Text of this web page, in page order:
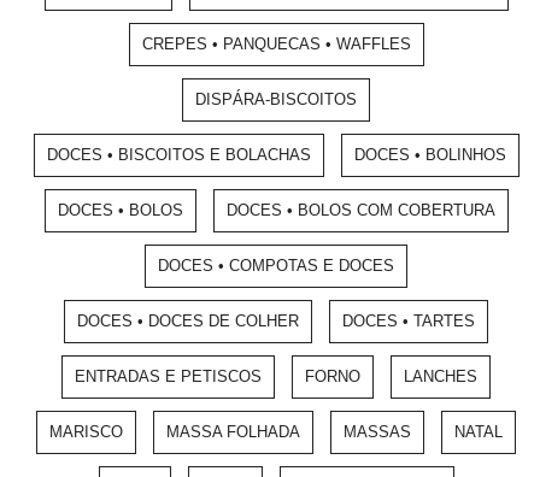
CREPES • PANQUECAS • WAFFLES
DISPÁRA-BISCOITOS
DOCES • BISCOITOS E BOLACHAS DOCES • BOLINHOS
DOCES • BOLOS DOCES • BOLOS COM COBERTURA
DOCES • COMPOTAS E DOCES
DOCES • DOCES DE COLHER DOCES • TARTES
ENTRADAS E PETISCOS FORNO LANCHES
MARISCO MASSA FOLHADA MASSAS NATAL